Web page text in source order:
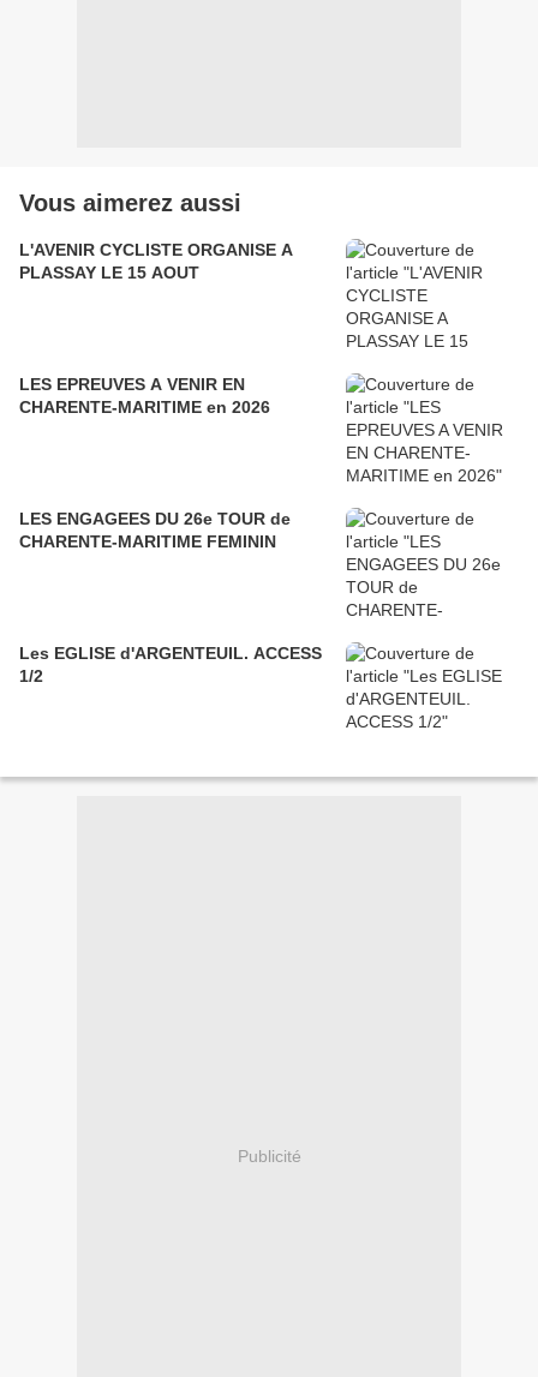
Vous aimerez aussi
L'AVENIR CYCLISTE ORGANISE A
PLASSAY LE 15 AOUT
LES EPREUVES A VENIR EN
CHARENTE-MARITIME en 2026
LES ENGAGEES DU 26e TOUR de
CHARENTE-MARITIME FEMININ
Les EGLISE d'ARGENTEUIL. ACCESS
1/2
Publicité